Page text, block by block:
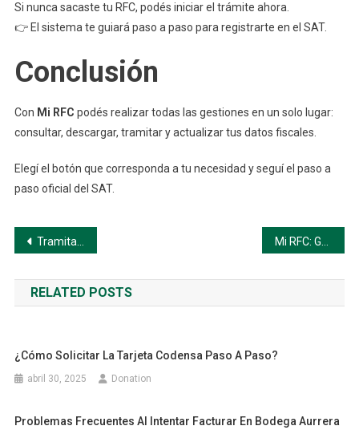
Si nunca sacaste tu RFC, podés iniciar el trámite ahora.
👉 El sistema te guiará paso a paso para registrarte en el SAT.
Conclusión
Con Mi RFC podés realizar todas las gestiones en un solo lugar:
consultar, descargar, tramitar y actualizar tus datos fiscales.
Elegí el botón que corresponda a tu necesidad y seguí el paso a
paso oficial del SAT.
Navegación
de
entradas
Tramitar mi RFC por primera vez
RELATED POSTS
¿Cómo Solicitar La Tarjeta Codensa Paso A Paso?
abril 30, 2025 Donation
Problemas Frecuentes Al Intentar Facturar En Bodega Aurrera